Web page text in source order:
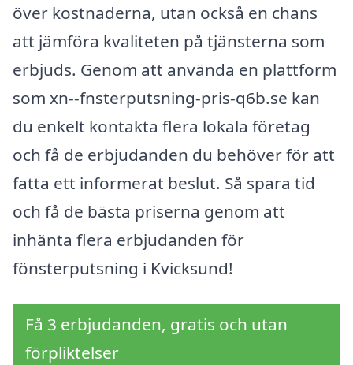
över kostnaderna, utan också en chans
att jämföra kvaliteten på tjänsterna som
erbjuds. Genom att använda en plattform
som xn--fnsterputsning-pris-q6b.se kan
du enkelt kontakta flera lokala företag
och få de erbjudanden du behöver för att
fatta ett informerat beslut. Så spara tid
och få de bästa priserna genom att
inhänta flera erbjudanden för
fönsterputsning i Kvicksund!
Få 3 erbjudanden, gratis och utan
förpliktelser